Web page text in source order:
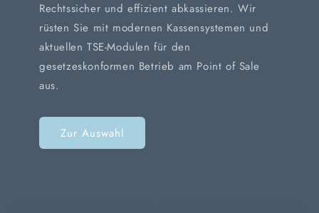
Rechtssicher und effizient abkassieren. Wir
rüsten Sie mit modernen Kassensystemen und
aktuellen TSE-Modulen für den
gesetzeskonformen Betrieb am Point of Sale
aus.
Zur Auswahl